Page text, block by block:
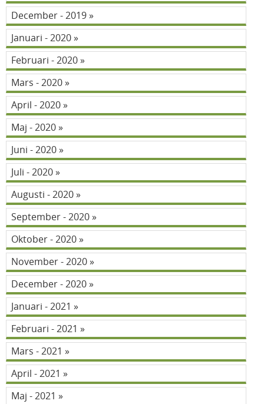
December - 2019
Januari - 2020
Februari - 2020
Mars - 2020
April - 2020
Maj - 2020
Juni - 2020
Juli - 2020
Augusti - 2020
September - 2020
Oktober - 2020
November - 2020
December - 2020
Januari - 2021
Februari - 2021
Mars - 2021
April - 2021
Maj - 2021